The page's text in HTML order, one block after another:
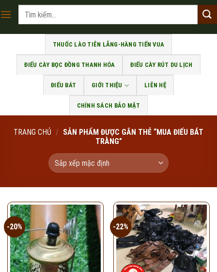
to
Tìm
THUỐC LÀO TIÊN LÃNG-HÀNG TIẾN VUA
ĐIẾU CÀY BỌC ĐỒNG THANH HÓA ĐIẾU CÀY RÚT DU LỊCH
ĐIẾU BÁT GIỚI THIỆU LIÊN HỆ
CHÍNH SÁCH BẢO MẬT
TRANG CHỦ / SẢN PHẨM ĐƯỢC GẮN THẺ “MUA ĐIẾU BÁT
TRÀNG”
-20% -22%